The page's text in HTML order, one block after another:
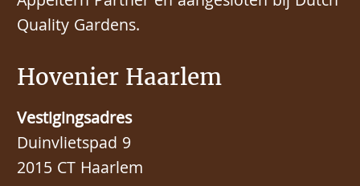
Hovenier Haarlem
Vestigingsadres
Duinvlietspad 9
2015 CT Haarlem
Quality Gardens.